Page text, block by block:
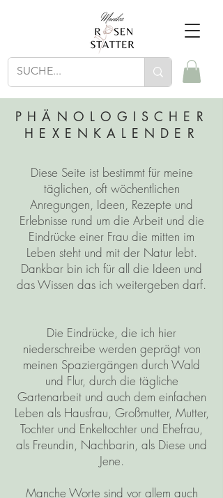
PHÄNOLOGISCHER
HEXENKALENDER
Diese Seite ist bestimmt für meine
täglichen, oft wöchentlichen
Anregungen, Ideen, Rezepte und
Erlebnisse rund um die Arbeit und die
Eindrücke einer Frau die mitten im
Leben steht und mit der Natur lebt.
Dankbar bin ich für all die Ideen und
das Wissen das ich weitergeben darf.
Die Eindrücke, die ich hier
niederschreibe werden geprägt von
meinen Spaziergängen durch Wald
und Flur, durch die tägliche
Gartenarbeit und auch dem einfachen
Leben als Hausfrau, Großmutter, Mutter,
Tochter und Enkeltochter und Ehefrau,
als Freundin, Nachbarin, als Diese und
Jene.
Manche Worte sind vor allem auch